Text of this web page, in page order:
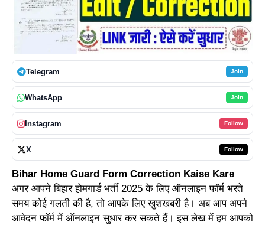
Telegram Join
WhatsApp Join
Instagram Follow
X Follow
Bihar Home Guard Form Correction Kaise Kare
अगर आपने बिहार होमगार्ड भर्ती 2025 के लिए ऑनलाइन फॉर्म भरते
समय कोई गलती की है, तो आपके लिए खुशखबरी है। अब आप अपने
आवेदन फॉर्म में ऑनलाइन सुधार कर सकते हैं। इस लेख में हम आपको